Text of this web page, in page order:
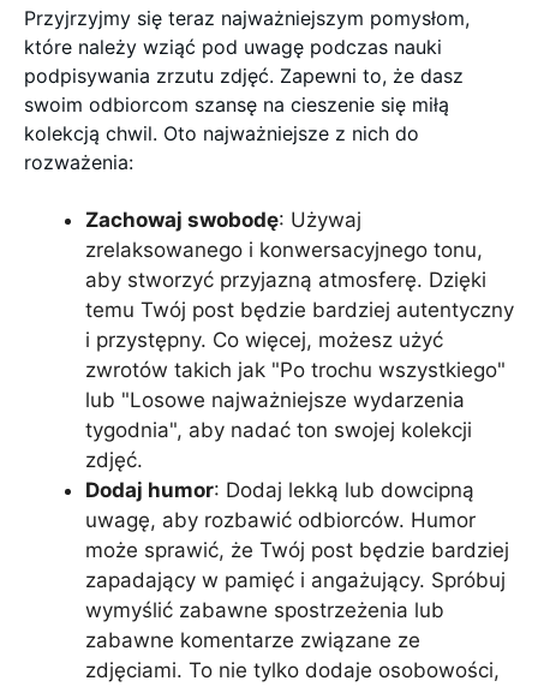
Przyjrzyjmy się teraz najważniejszym pomysłom,
które należy wziąć pod uwagę podczas nauki
podpisywania zrzutu zdjęć. Zapewni to, że dasz
swoim odbiorcom szansę na cieszenie się miłą
kolekcją chwil. Oto najważniejsze z nich do
rozważenia:
Zachowaj swobodę: Używaj
zrelaksowanego i konwersacyjnego tonu,
aby stworzyć przyjazną atmosferę. Dzięki
temu Twój post będzie bardziej autentyczny
i przystępny. Co więcej, możesz użyć
zwrotów takich jak "Po trochu wszystkiego"
lub "Losowe najważniejsze wydarzenia
tygodnia", aby nadać ton swojej kolekcji
zdjęć.
Dodaj humor: Dodaj lekką lub dowcipną
uwagę, aby rozbawić odbiorców. Humor
może sprawić, że Twój post będzie bardziej
zapadający w pamięć i angażujący. Spróbuj
wymyślić zabawne spostrzeżenia lub
zabawne komentarze związane ze
zdjęciami. To nie tylko dodaje osobowości,